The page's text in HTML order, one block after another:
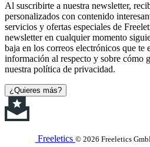
Al suscribirte a nuestra newsletter,
personalizados con contenido
servicios y ofertas especiales de
newsletter en cualquier momento
baja en los correos electrónicos que te
información al respecto y sobre cómo
nuestra política de privacidad.
¿Quieres más?
Freeletics © 2026 Freeletics